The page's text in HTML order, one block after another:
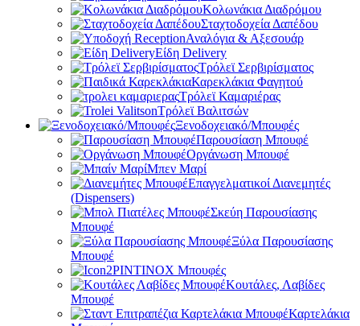
Κολωνάκια Διαδρόμου
Σταχτοδοχεία Δαπέδου
Αναλόγια & Αξεσουάρ
Είδη Delivery
Τρόλεϊ Σερβιρίσματος
Καρεκλάκια Φαγητού
Τρόλεϊ Καμαριέρας
Τρόλεϊ Βαλιτσών
Ξενοδοχειακό/Μπουφές
Παρουσίαση Μπουφέ
Οργάνωση Μπουφέ
Μπεν Μαρί
Επαγγελματικοί Διανεμητές
(Dispensers)
Σκεύη Παρουσίασης
Μπουφέ
Ξύλα Παρουσίασης
Μπουφέ
PINTINOX Μπουφές
Κουτάλες, Λαβίδες
Μπουφέ
Καρτελάκια